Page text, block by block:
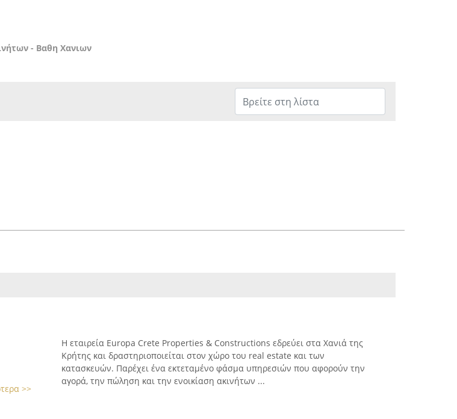
- Βαθη Χανιων
>>
Η εταιρεία Europa Crete Properties & Constructions εδρεύει στα Χανιά της
Κρήτης και δραστηριοποιείται στον χώρο του real estate και των
κατασκευών. Παρέχει ένα εκτεταμένο φάσμα υπηρεσιών που αφορούν την
αγορά, την πώληση και την ενοικίαση ακινήτων ...